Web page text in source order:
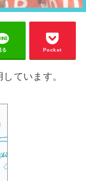
る Pocket
ています。